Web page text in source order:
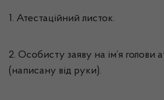
1. Атестаційний листок.
2. Особисту заяву на ім’я голови
(написану від руки).